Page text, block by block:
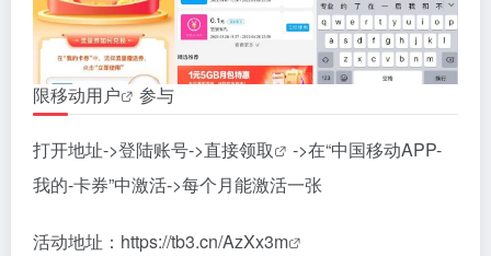
限移动用户 参与
打开地址->登陆账号->直接领取
->在“中国移动APP-
我的-卡券”中激活->每个月能激活一张
活动地址： https://tb3.cn/AzXx3m